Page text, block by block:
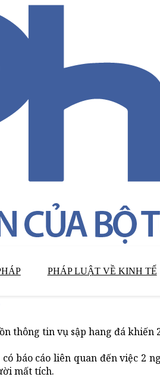
PHÁP LUẬT VỀ KINH TẾ
thông tin vụ sập hang đá
báo cáo liên quan đến việc 2
mất tích.